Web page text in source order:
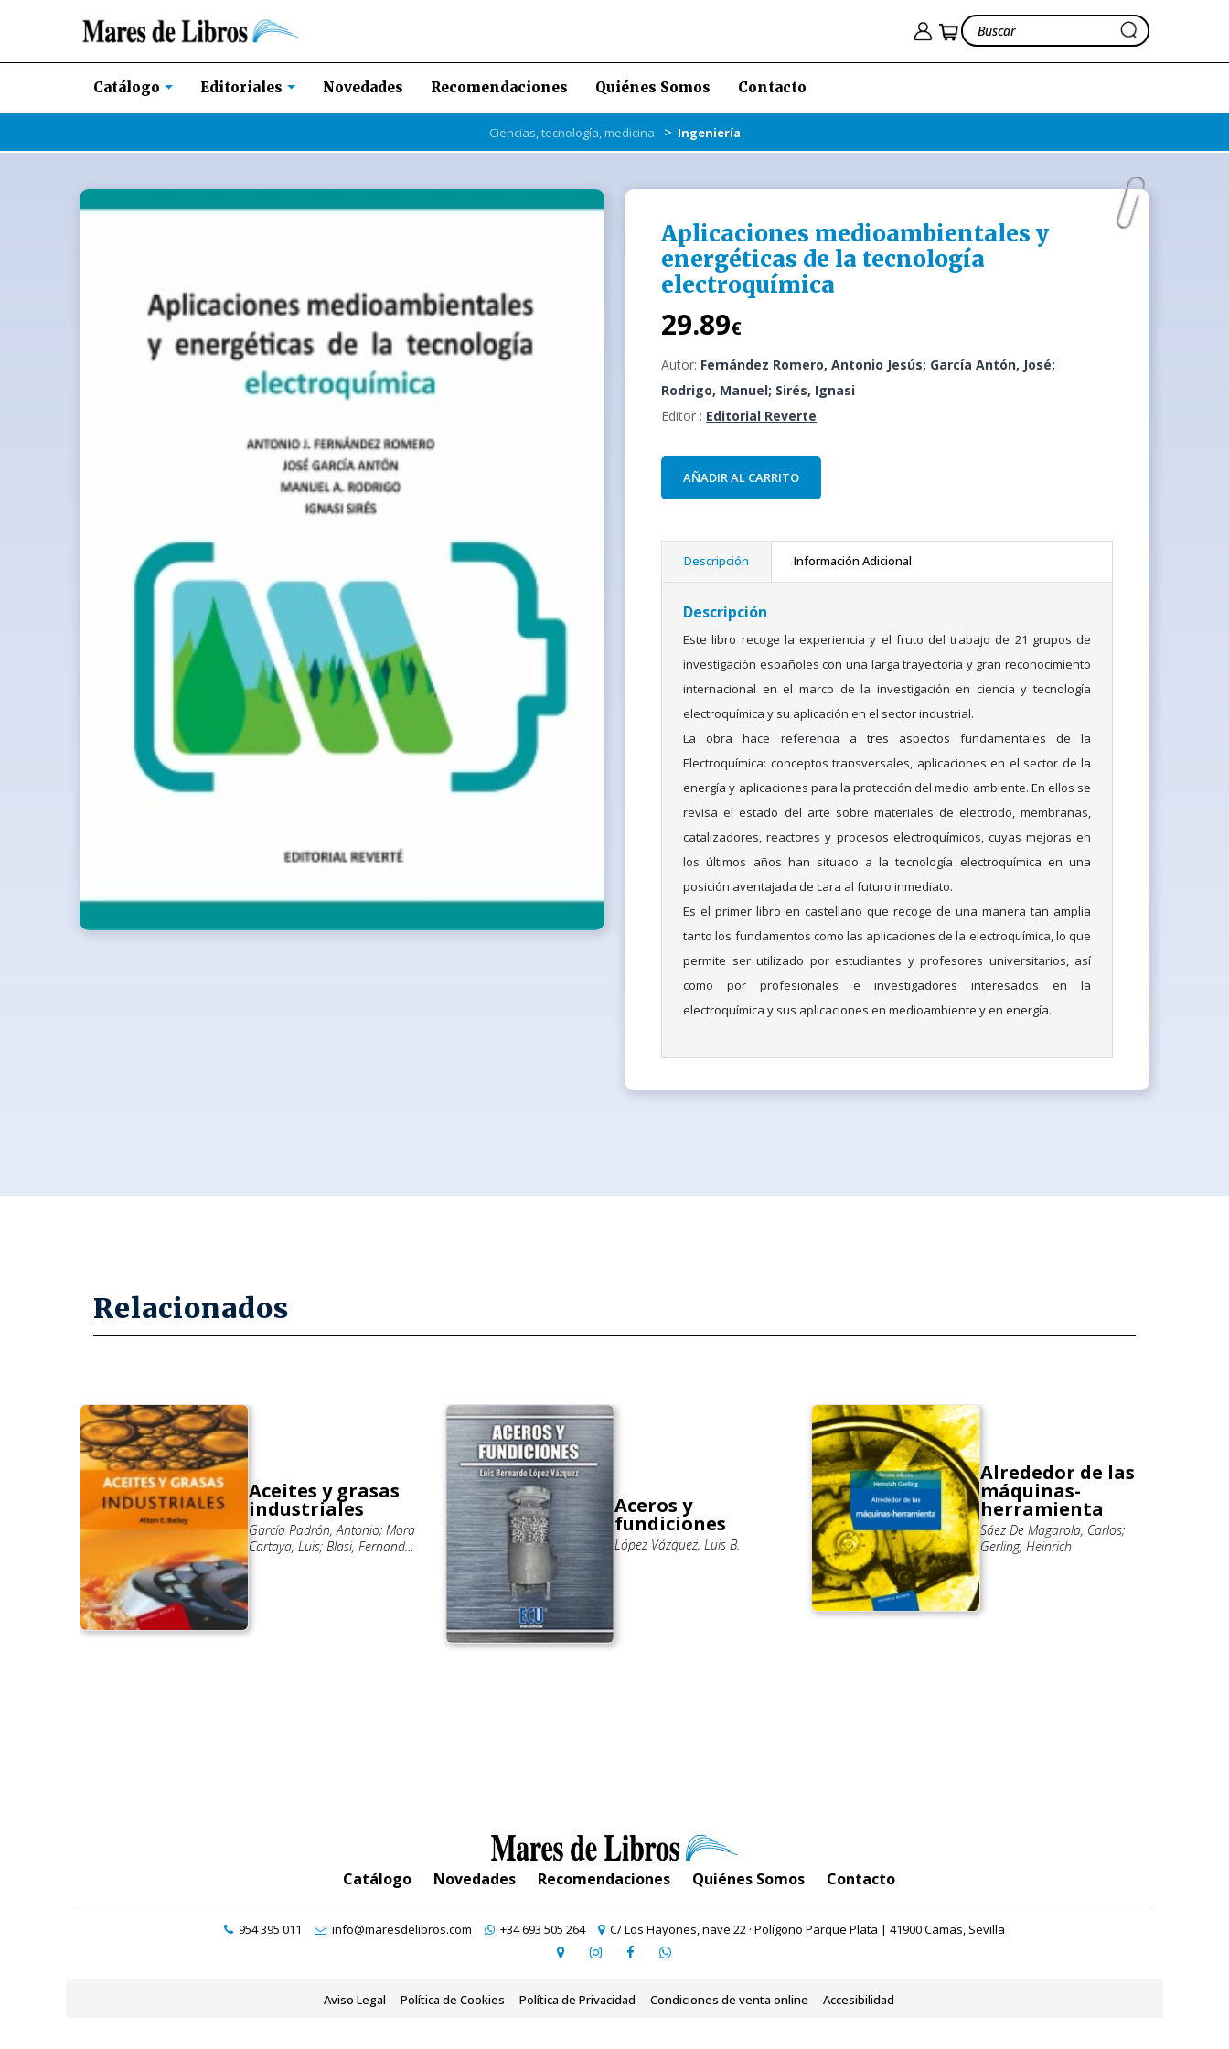
Catálogo Editoriales Novedades Recomendaciones Quiénes Somos Contacto
Ciencias, tecnología, medicina > Ingeniería
Aplicaciones medioambientales y
energéticas de la tecnología
electroquímica
29.89€
Autor: Fernández Romero, Antonio Jesús; García Antón, José;
Rodrigo, Manuel; Sirés, Ignasi
Editor : Editorial Reverte
AÑADIR AL CARRITO
Descripción Información Adicional
Descripción
Este libro recoge la experiencia y el fruto del trabajo de 21 grupos de
investigación españoles con una larga trayectoria y gran reconocimiento
internacional en el marco de la investigación en ciencia y tecnología
electroquímica y su aplicación en el sector industrial.
La obra hace referencia a tres aspectos fundamentales de la
Electroquímica: conceptos transversales, aplicaciones en el sector de la
energía y aplicaciones para la protección del medio ambiente. En ellos se
revisa el estado del arte sobre materiales de electrodo, membranas,
catalizadores, reactores y procesos electroquímicos, cuyas mejoras en
los últimos años han situado a la tecnología electroquímica en una
posición aventajada de cara al futuro inmediato.
Es el primer libro en castellano que recoge de una manera tan amplia
tanto los fundamentos como las aplicaciones de la electroquímica, lo que
permite ser utilizado por estudiantes y profesores universitarios, así
como por profesionales e investigadores interesados en la
electroquímica y sus aplicaciones en medioambiente y en energía.
Relacionados
Aceites y grasas
industriales
García Padrón, Antonio; Mora
Cartaya, Luis; Blasi, Fernando;
Aceros y
fundiciones
López Vázquez, Luis B.
Alrededor de las
máquinas-
herramienta
Sáez De Magarola, Carlos;
Gerling, Heinrich
Catálogo Novedades Recomendaciones Quiénes Somos Contacto
954 395 011 info@maresdelibros.com +34 693 505 264 C/ Los Hayones, nave 22 · Polígono Parque Plata | 41900 Camas, Sevilla
Aviso Legal Política de Cookies Política de Privacidad Condiciones de venta online Accesibilidad